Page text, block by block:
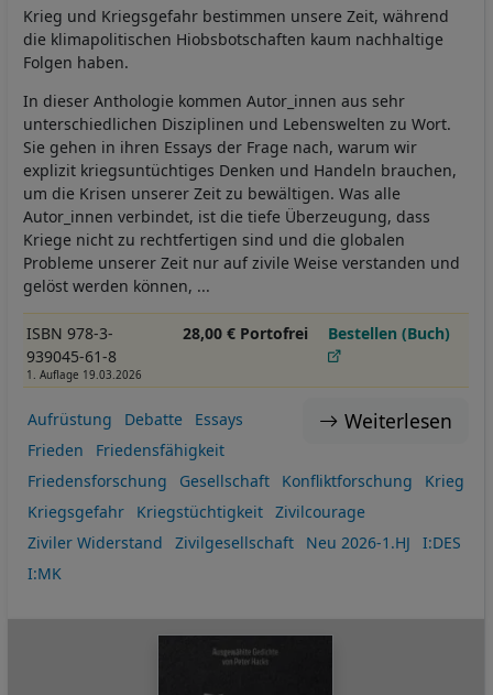
Krieg und Kriegsgefahr bestimmen unsere Zeit, während
die klimapolitischen Hiobsbotschaften kaum nachhaltige
Folgen haben.
In dieser Anthologie kommen Autor_innen aus sehr
unterschiedlichen Disziplinen und Lebenswelten zu Wort.
Sie gehen in ihren Essays der Frage nach, warum wir
explizit kriegsuntüchtiges Denken und Handeln brauchen,
um die Krisen unserer Zeit zu bewältigen. Was alle
Autor_innen verbindet, ist die tiefe Überzeugung, dass
Kriege nicht zu rechtfertigen sind und die globalen
Probleme unserer Zeit nur auf zivile Weise verstanden und
gelöst werden können, ...
ISBN 978-3-
939045-61-8
1. Auflage 19.03.2026
28,00 € Portofrei Bestellen (Buch)
Weiterlesen
Aufrüstung Debatte
Essays
Frieden
Friedensfähigkeit
Friedensforschung
Gesellschaft Konfliktforschung
Krieg
Kriegsgefahr
Kriegstüchtigkeit
Zivilcourage
Ziviler Widerstand
Zivilgesellschaft Neu 2026-1.HJ
I:DES
I:MK